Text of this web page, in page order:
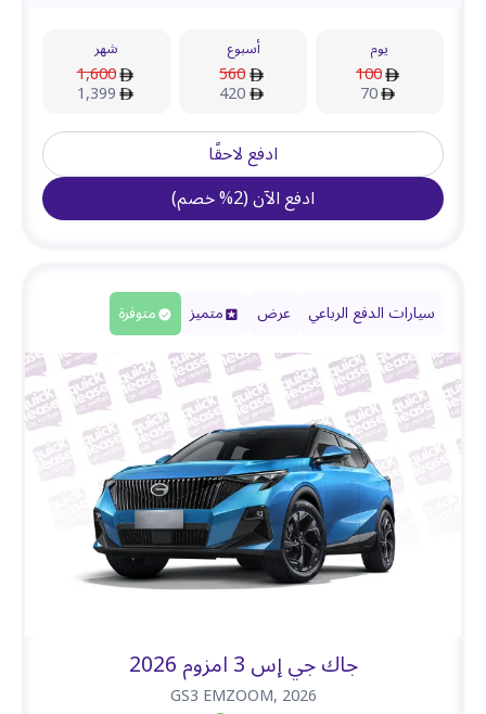
يوم
100
70
أسبوع
560
420
شهر
1,600
1,399
ادفع لاحقًا
ادفع الآن(
2
%خصم)
سيارات الدفع الرباعي عرض متميز متوفرة
جاك جي إس 3 امزوم 2026
GS3 EMZOOM,2026